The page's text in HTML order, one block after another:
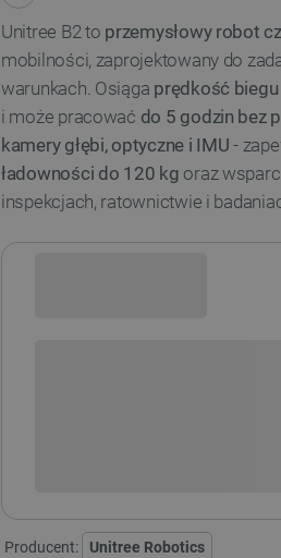
Unitree B2 to przemysłowy robot
mobilności, zaprojektowany do
warunkach. Osiąga prędkość
i może pracować do 5 godzin bez
kamery głębi, optyczne i IMU -
ładowności do 120 kg oraz
inspekcjach, ratownictwie i
Producent: Unitree Robotics